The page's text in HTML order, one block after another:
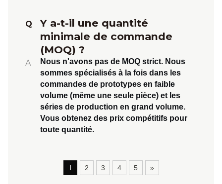
Q
Y a-t-il une quantité
minimale de commande
(MOQ) ?
A
Nous n'avons pas de MOQ strict. Nous
sommes spécialisés à la fois dans les
commandes de prototypes en faible
volume (même une seule pièce) et les
séries de production en grand volume.
Vous obtenez des prix compétitifs pour
toute quantité.
1 2 3 4 5 »